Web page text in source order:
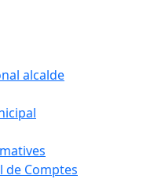
alcalde
de Comptes